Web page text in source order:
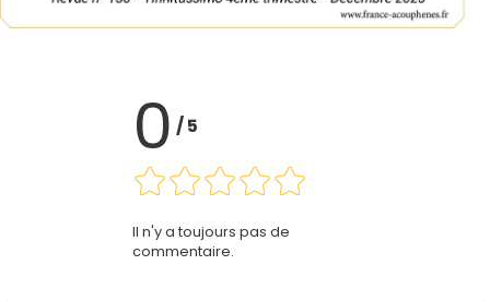
0 /5
Il n'y a toujours pas de
commentaire.